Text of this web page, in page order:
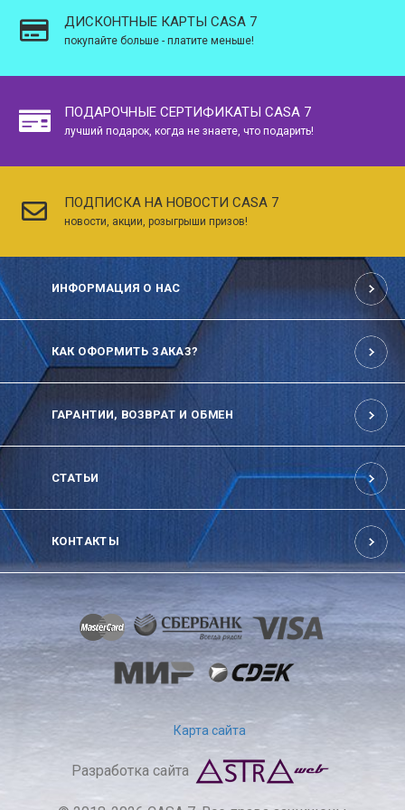
ДИСКОНТНЫЕ КАРТЫ CASA 7
покупайте больше - платите меньше!
ПОДАРОЧНЫЕ СЕРТИФИКАТЫ CASA 7
лучший подарок, когда не знаете, что подарить!
ПОДПИСКА НА НОВОСТИ CASA 7
новости, акции, розыгрыши призов!
ИНФОРМАЦИЯ О НАС
КАК ОФОРМИТЬ ЗАКАЗ?
ГАРАНТИИ, ВОЗВРАТ И ОБМЕН
СТАТЬИ
КОНТАКТЫ
Карта сайта
Разработка сайта